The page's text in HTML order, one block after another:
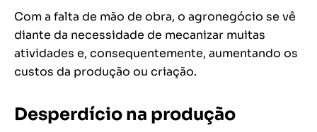
Com a falta de mão de obra, o agronegócio se vê
diante da necessidade de mecanizar muitas
atividades e, consequentemente, aumentando os
custos da produção ou criação.
Desperdício na produção